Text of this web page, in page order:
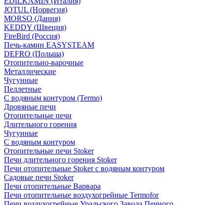
JOTUL (Норвегия)
MORSO (Дания)
KEDDY (Швеция)
FireBird (Россия)
Печь-камин EASYSTEAM
DEFRO (Польша)
Отопительно-варочные
Металлические
Чугунные
Пеллетные
С водяным контуром (Termo)
Дровяные печи
Отопительные печи
Длительного горения
Чугунные
C водяным контуром
Отопительные печи Stoker
Печи длительного горения Stoker
Печи отопительные Stoker с водяным контуром
Садовые печи Stoker
Печи отопительные Варвара
Печи отопительные воздухогрейные Termofor